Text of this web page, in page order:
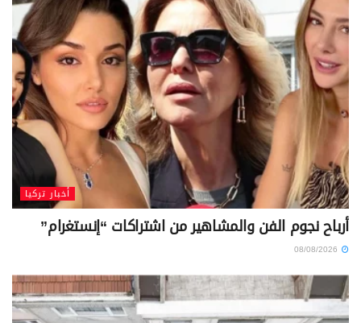
أخبار تركيا
أرباح نجوم الفن والمشاهير من اشتراكات “إنستغرام”